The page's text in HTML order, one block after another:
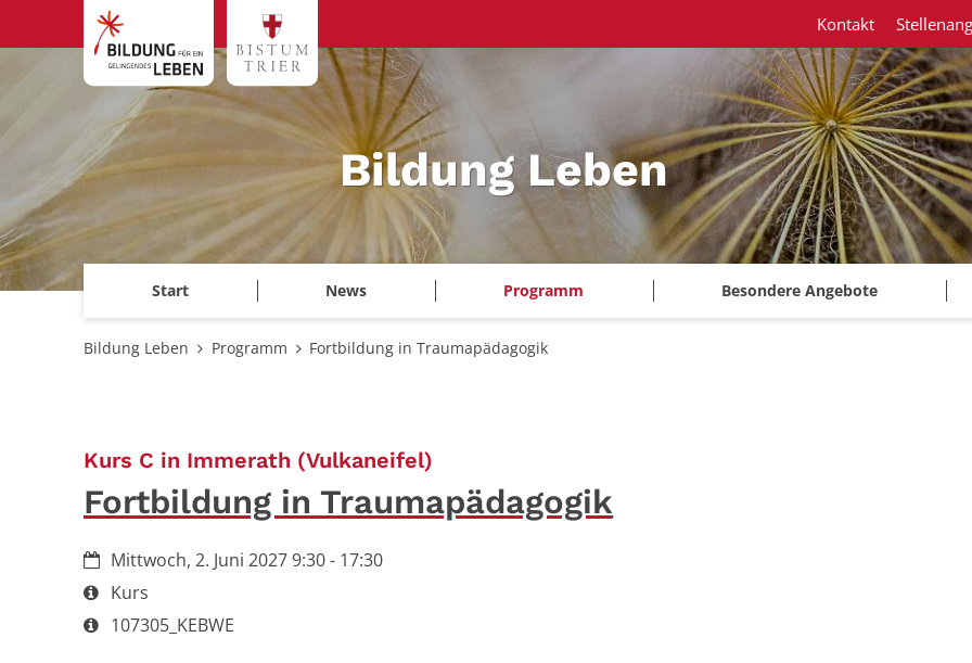
Zum Inhalt springen
Bildung Leben
Start News Programm Besondere Angebote
Kontakt
Bildung Leben Programm Fortbildung in Traumapädagogik
Kurs C in Immerath (Vulkaneifel)
Fortbildung in Traumapädagogik
Datum:Mittwoch, 2. Juni 2027 9:30 - 17:30
Art bzw. Nummer:
Kurs
Art bzw. Nummer:
107305_KEBWE